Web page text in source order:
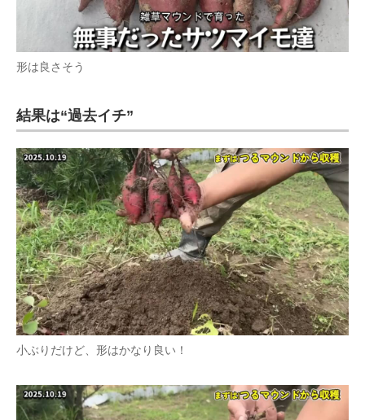
形は良さそう
結果は“過去イチ”
小ぶりだけど、形はかなり良い！